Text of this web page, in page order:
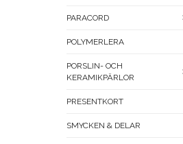
PARACORD
POLYMERLERA
PORSLIN- OCH
KERAMIKPÄRLOR
PRESENTKORT
SMYCKEN & DELAR